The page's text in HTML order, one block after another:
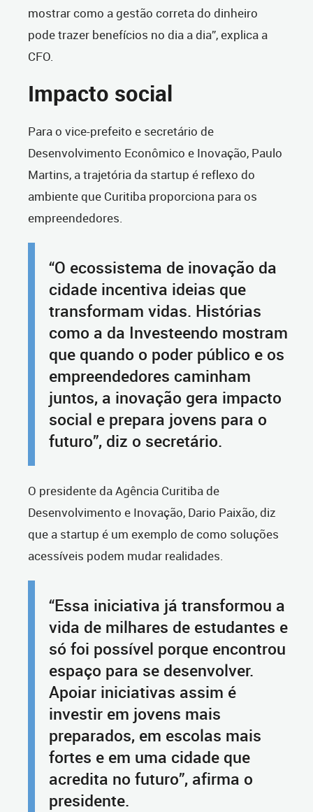
mostrar como a gestão correta do dinheiro
pode trazer benefícios no dia a dia”, explica a
CFO.
Impacto social
Para o vice-prefeito e secretário de
Desenvolvimento Econômico e Inovação, Paulo
Martins, a trajetória da startup é reflexo do
ambiente que Curitiba proporciona para os
empreendedores.
“O ecossistema de inovação da
cidade incentiva ideias que
transformam vidas. Histórias
como a da Investeendo mostram
que quando o poder público e os
empreendedores caminham
juntos, a inovação gera impacto
social e prepara jovens para o
futuro”, diz o secretário.
O presidente da Agência Curitiba de
Desenvolvimento e Inovação, Dario Paixão, diz
que a startup é um exemplo de como soluções
acessíveis podem mudar realidades.
“Essa iniciativa já transformou a
vida de milhares de estudantes e
só foi possível porque encontrou
espaço para se desenvolver.
Apoiar iniciativas assim é
investir em jovens mais
preparados, em escolas mais
fortes e em uma cidade que
acredita no futuro”, afirma o
presidente.